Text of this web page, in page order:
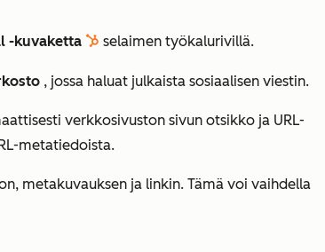
-kuvaketta sprocket selaimen työkalurivillä.
, jossa haluat julkaista sosiaalisen viestin.
verkkosivuston sivun otsikko ja URL-
metatiedoista.
metakuvauksen ja linkin. Tämä voi vaihdella